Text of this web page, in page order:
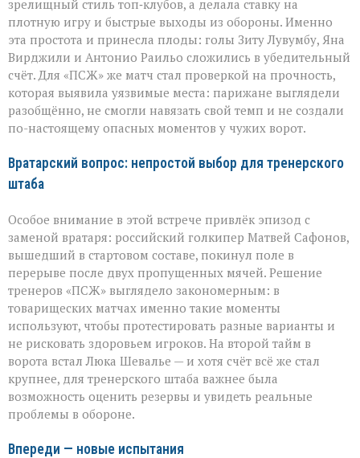
зрелищный стиль топ‑клубов, а делала ставку на
плотную игру и быстрые выходы из обороны. Именно
эта простота и принесла плоды: голы Зиту Лувумбу, Яна
Вирджили и Антонио Раильо сложились в убедительный
счёт. Для «ПСЖ» же матч стал проверкой на прочность,
которая выявила уязвимые места: парижане выглядели
разобщённо, не смогли навязать свой темп и не создали
по-настоящему опасных моментов у чужих ворот.
Вратарский вопрос: непростой выбор для тренерского
штаба
Особое внимание в этой встрече привлёк эпизод с
заменой вратаря: российский голкипер Матвей Сафонов,
вышедший в стартовом составе, покинул поле в
перерыве после двух пропущенных мячей. Решение
тренеров «ПСЖ» выглядело закономерным: в
товарищеских матчах именно такие моменты
используют, чтобы протестировать разные варианты и
не рисковать здоровьем игроков. На второй тайм в
ворота встал Люка Шевалье — и хотя счёт всё же стал
крупнее, для тренерского штаба важнее была
возможность оценить резервы и увидеть реальные
проблемы в обороне.
Впереди — новые испытания